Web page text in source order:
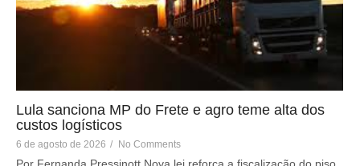
Lula sanciona MP do Frete e agro teme alta dos
custos logísticos
6 de agosto de 2026 / No Comments